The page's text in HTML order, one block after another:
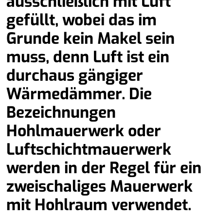
gefüllt, wobei das im
Grunde kein Makel sein
muss, denn Luft ist ein
durchaus gängiger
Wärmedämmer. Die
Bezeichnungen
Hohlmauerwerk oder
Luftschichtmauerwerk
werden in der Regel für ein
zweischaliges Mauerwerk
mit Hohlraum verwendet.